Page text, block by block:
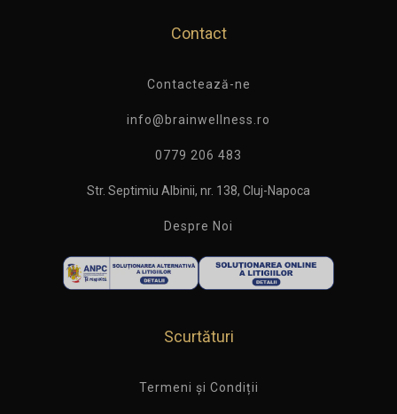
Contact
Contactează-ne
info@brainwellness.ro
0779 206 483
Str. Septimiu Albinii, nr. 138, Cluj-Napoca
Despre Noi
Scurtături
Termeni și Condiții